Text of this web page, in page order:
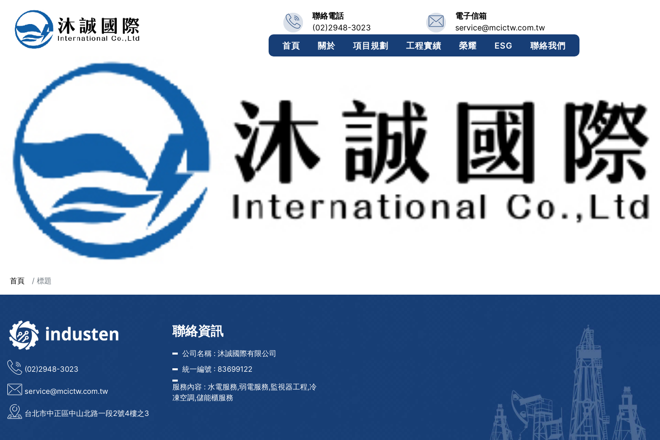
聯絡電話
(02)2948-3023
電子信箱
service@mcictw.com.tw
首頁
關於 項目規劃 工程實績 榮耀 ESG 聯絡我們
首頁 標題
(02)2948-3023
service@mcictw.com.tw
台北市中正區中山北路一段2號4樓之3
聯絡資訊
公司名稱 : 沐誠國際有限公司
統一編號 : 83699122
服務內容 : 水電服務,弱電服務,監視器工程,冷
凍空調,儲能櫃服務